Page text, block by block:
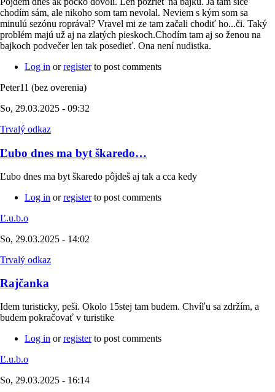
chodím sám, ale nikoho som tam nevolal. Neviem s kým som sa
minulú sezónu roprával? Vravel mi ze tam začali chodiť ho...či. Taký
problém majú už aj na zlatých pieskoch.Chodím tam aj so ženou na
bajkoch podvečer len tak posedieť. Ona není nudistka.
Log in orregisterto post comments
Peter11 (bez overenia)
So, 29.03.2025 - 09:32
Trvalý odkaz
Ľubo dnes ma byt škaredo…
Ľubo dnes ma byt škaredo pôjdeš aj tak a cca kedy
Log in orregisterto post comments
Ľ.u.b.o
So, 29.03.2025 - 14:02
Trvalý odkaz
Rajčanka
Idem turisticky, peši. Okolo 15stej tam budem. Chvíľu sa zdržím, a
budem pokračovať v turistike
Log in orregisterto post comments
Ľ.u.b.o
So, 29.03.2025 - 16:14